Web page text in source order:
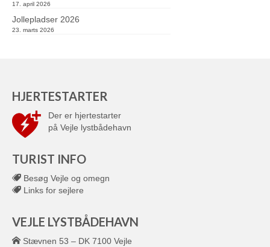
17. april 2026
Jollepladser 2026
23. marts 2026
HJERTESTARTER
Der er hjertestarter
på Vejle lystbådehavn
TURIST INFO
Besøg Vejle og omegn
Links for sejlere
VEJLE LYSTBÅDEHAVN
Stævnen 53 – DK 7100 Vejle